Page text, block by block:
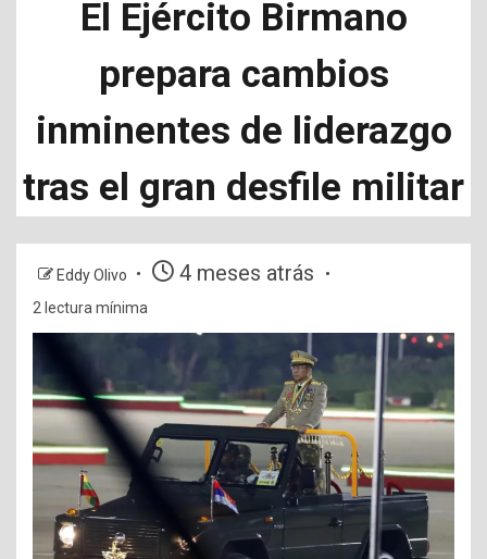
El Ejército Birmano
prepara cambios
inminentes de liderazgo
tras el gran desfile militar
Eddy Olivo 4 meses atrás
2 lectura mínima